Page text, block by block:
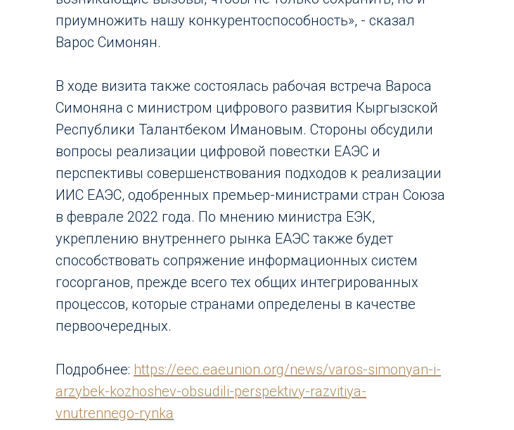
приумножить нашу конкурентоспособность», - сказал
Варос Симонян.
В ходе визита также состоялась рабочая встреча Вароса
Симоняна с министром цифрового развития Кыргызской
Республики Талантбеком Имановым. Стороны обсудили
вопросы реализации цифровой повестки ЕАЭС и
перспективы совершенствования подходов к реализации
ИИС ЕАЭС, одобренных премьер-министрами стран Союза
в феврале 2022 года. По мнению министра ЕЭК,
укреплению внутреннего рынка ЕАЭС также будет
способствовать сопряжение информационных систем
госорганов, прежде всего тех общих интегрированных
процессов, которые странами определены в качестве
первоочередных.
Подробнее: https://eec.eaeunion.org/news/varos-simonyan-i-
arzybek-kozhoshev-obsudili-perspektivy-razvitiya-
vnutrennego-rynka